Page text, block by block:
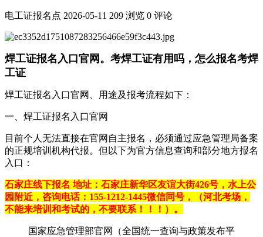
电工证报名点 2026-05-11 209 浏览 0 评论
焊工证报名入口官网。考焊工证有用吗，怎么报名考焊
工证
‌焊工证报名入口官网、用途及报考流程如下：‌‌
一、焊工证报名入口官网‌
目前‌个人无法直接在官网自主报名‌，必须通过‌应急管理局备案
的正规培训机构‌代报。但以下为官方信息查询和部分地方报名
入口：
石家庄线下报名 地址：石家庄新华区友谊大街426号，水上公
园附近，咨询电话：155-1212-1445微信同号，（河北考场，
不能来培训和考试的，不要联系！！！）。
‌国家应急管理部官网（全国统一查询与政策发布平